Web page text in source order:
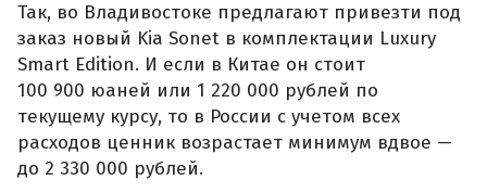
Так, во Владивостоке предлагают привезти под
заказ новый Kia Sonet в комплектации Luxury
Smart Edition. И если в Китае он стоит
100 900 юаней или 1 220 000 рублей по
текущему курсу, то в России с учетом всех
расходов ценник возрастает минимум вдвое —
до 2 330 000 рублей.